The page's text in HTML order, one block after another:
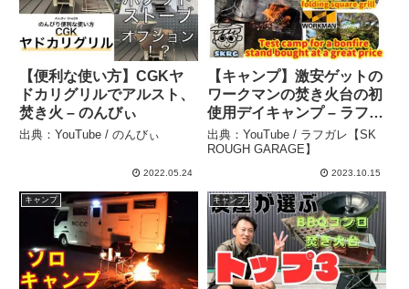
【便利な使い方】CGKヤ
ドカリグリルでアルスト、
焚き火 – のんびぃ
出典：YouTube / のんびぃ
2022.05.24
【キャンプ】激安ゲットの
ワークマンの焚き火台の初
使用デイキャンプ – ラフガ
レ【SK ROUGH
GARAGE】
出典：YouTube / ラフガレ【SK
ROUGH GARAGE】
2023.10.15
キャンプ キャンプ